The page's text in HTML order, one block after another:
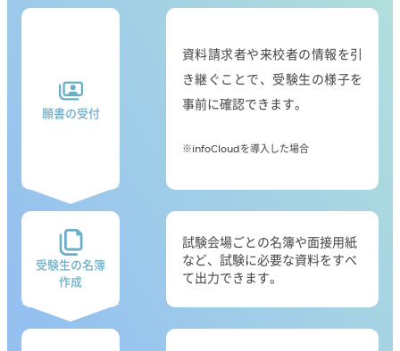
願書の受付
資料請求者や来校者の情報を引
き継ぐことで、受験生の様子を
事前に確認できます。
※infoCloudを導入した場合
受験生の名簿
作成
試験会場ごとの名簿や面接用紙
など、試験に必要な資料をすべ
て出力できます。